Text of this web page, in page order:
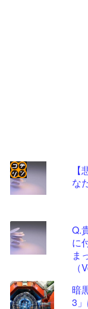
な
Q.
に
ま
（
暗
3
コテ
- 固
定リ
ンク
更新
ツー